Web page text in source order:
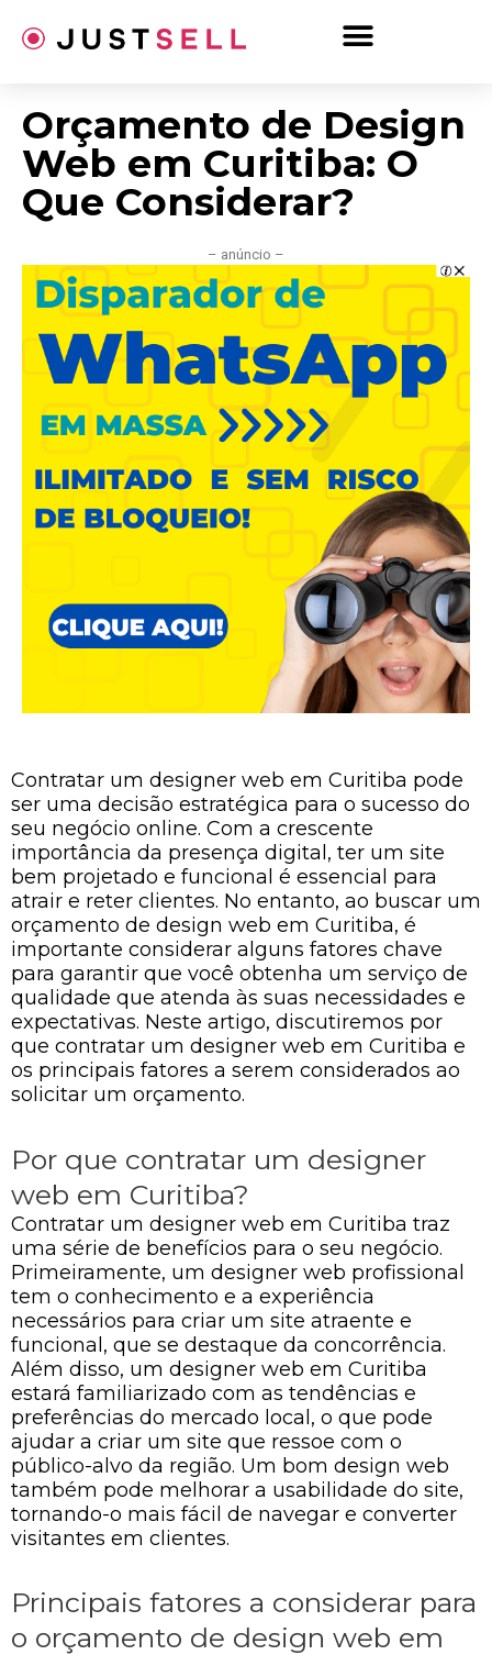
para
Orçamento de Design
Web em Curitiba: O
Que Considerar?
– anúncio –
Contratar um designer web em Curitiba pode
ser uma decisão estratégica para o sucesso do
seu negócio online. Com a crescente
importância da presença digital, ter um site
bem projetado e funcional é essencial para
atrair e reter clientes. No entanto, ao buscar um
orçamento de design web em Curitiba, é
importante considerar alguns fatores chave
para garantir que você obtenha um serviço de
qualidade que atenda às suas necessidades e
expectativas. Neste artigo, discutiremos por
que contratar um designer web em Curitiba e
os principais fatores a serem considerados ao
solicitar um orçamento.
Por que contratar um designer
web em Curitiba?
Contratar um designer web em Curitiba traz
uma série de benefícios para o seu negócio.
Primeiramente, um designer web profissional
tem o conhecimento e a experiência
necessários para criar um site atraente e
funcional, que se destaque da concorrência.
Além disso, um designer web em Curitiba
estará familiarizado com as tendências e
preferências do mercado local, o que pode
ajudar a criar um site que ressoe com o
público-alvo da região. Um bom design web
também pode melhorar a usabilidade do site,
tornando-o mais fácil de navegar e converter
visitantes em clientes.
Principais fatores a considerar para
o orçamento de design web em